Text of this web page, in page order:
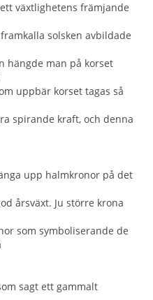
växtlighetens främjande
solsken avbildade
hängde man på korset
uppbär korset tagas så
spirande kraft, och denna
upp halmkronor på det
årsväxt. Ju större krona
som symboliserande de
sagt ett gammalt